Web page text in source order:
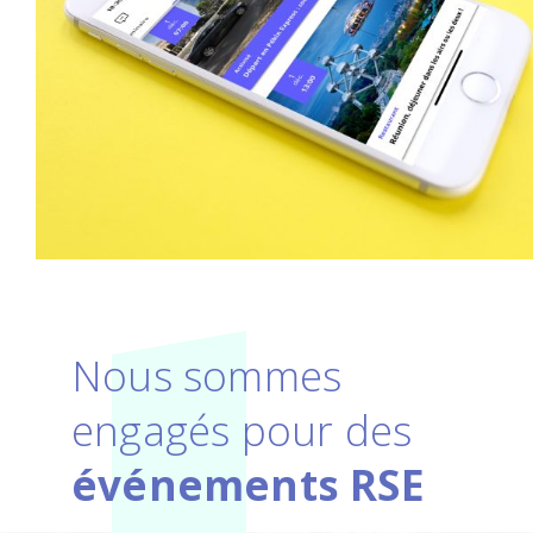
Nous sommes
engagés pour des
événements RSE